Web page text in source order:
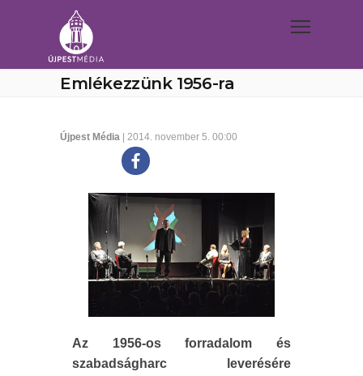
Emlékezzünk 1956-ra
Újpest Média | 2014. november 5. 00:00
Az 1956-os forradalom és
szabadságharc leverésére